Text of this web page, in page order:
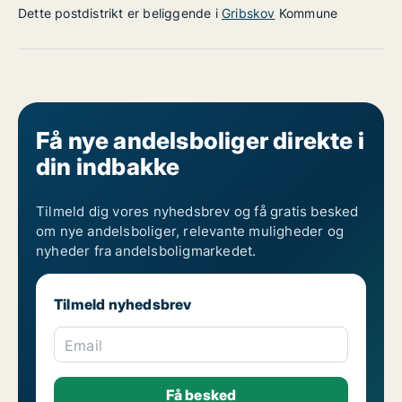
Dette postdistrikt er beliggende i Gribskov Kommune
Få nye andelsboliger direkte i
din indbakke
Tilmeld dig vores nyhedsbrev og få gratis besked
om nye andelsboliger, relevante muligheder og
nyheder fra andelsboligmarkedet.
Tilmeld nyhedsbrev
Email